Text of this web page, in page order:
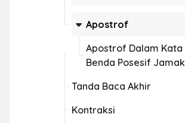
Apostrof
Apostrof Dalam Kata
Benda Posesif Jamak
Tanda Baca Akhir
Kontraksi